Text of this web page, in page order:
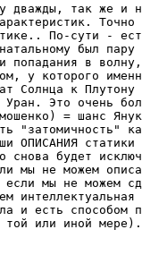
дважды, так же и
По-сути -
был
попадания в
у которого
Солнца к
Уран. Это очень
= шанс
"затомичность"
ОПИСАНИЯ
будет
мы не можем
мы не можем
и есть способом
или иной